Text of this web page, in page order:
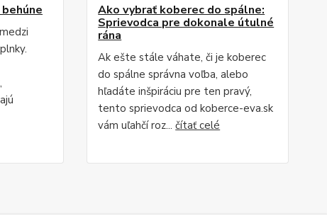
Ako vybrať koberec do spálne:
Sprievodca pre dokonale útulné
rána
Ak ešte stále váhate, či je koberec
do spálne správna voľba, alebo
hľadáte inšpiráciu pre ten pravý,
tento sprievodca od koberce-eva.sk
vám uľahčí roz...čítať celé